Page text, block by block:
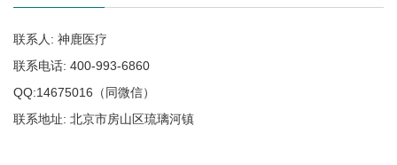
联系人: 神鹿医疗
联系电话: 400-993-6860
QQ:14675016（同微信）
联系地址: 北京市房山区琉璃河镇